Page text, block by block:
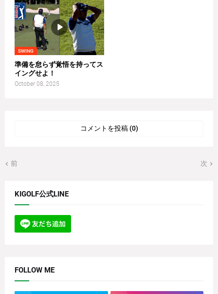
SWING
準備を怠らず覚悟を持ってス
イングせよ！
October 08, 2025
コメントを投稿 (0)
前 次
KIGOLF公式LINE
FOLLOW ME